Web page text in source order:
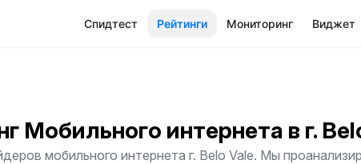
Спидтест Рейтинги Мониторинг Виджет
Мобильного интернета в г.
мобильного интернета г. Belo Vale. Мы